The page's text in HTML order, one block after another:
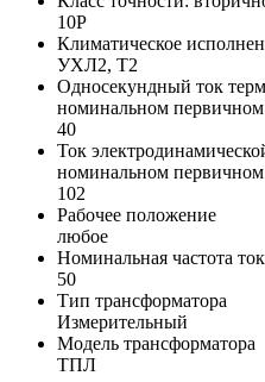
10P
Климатическое
УХЛ2, Т2
Односекундный ток
номинальном
40
Ток
номинальном
102
Рабочее положение
любое
Номинальная частота
50
Тип трансформатора
Измерительный
Модель трансформатора
ТПЛ